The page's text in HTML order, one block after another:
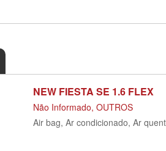
NEW FIESTA SE 1.6 FLEX
Não Informado, OUTROS
Air bag, Ar condicionado, Ar